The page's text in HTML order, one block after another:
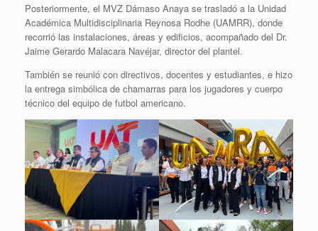
Posteriormente, el MVZ Dámaso Anaya se trasladó a la Unidad
Académica Multidisciplinaria Reynosa Rodhe (UAMRR), donde
recorrió las instalaciones, áreas y edificios, acompañado del Dr.
Jaime Gerardo Malacara Navéjar, director del plantel.
También se reunió con directivos, docentes y estudiantes, e hizo
la entrega simbólica de chamarras para los jugadores y cuerpo
técnico del equipo de futbol americano.